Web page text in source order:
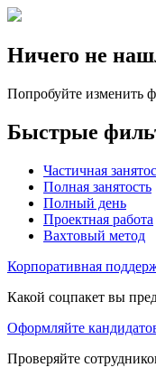
Ничего не
Попробуйте изменить
Быстрые
Частичная
Полная занятость
Полный день
Проектная работа
Вахтовый метод
Корпоративная
Какой соцпакет вы
Оформляйте
Проверяйте